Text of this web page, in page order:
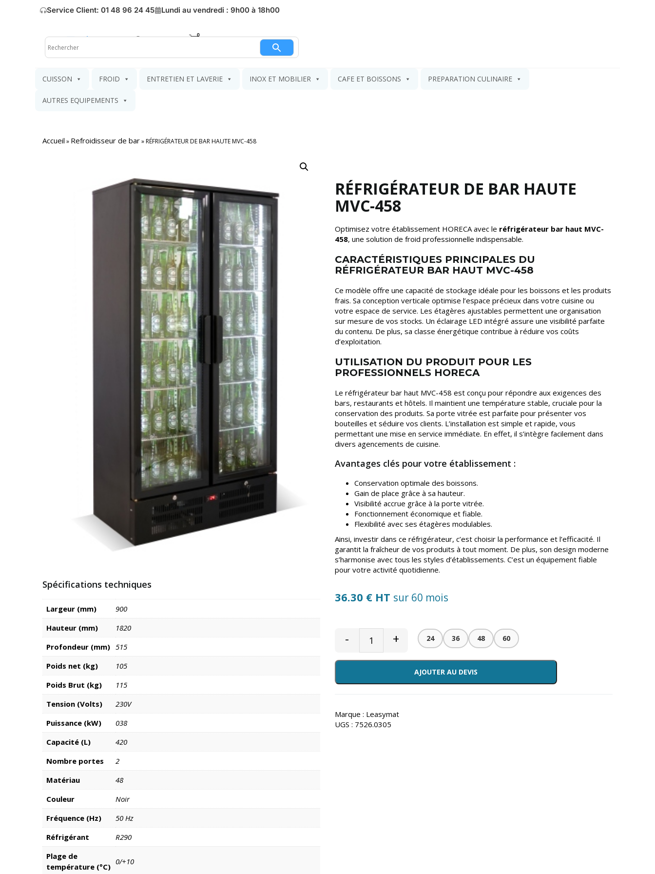
Service Client: 01 48 96 24 45 Lundi au vendredi : 9h00 à 18h00
Mon compte Mon panier
CUISSON FROID ENTRETIEN ET LAVERIE INOX ET MOBILIER CAFE ET BOISSONS PREPARATION CULINAIRE
AUTRES EQUIPEMENTS
Accueil » Refroidisseur de bar»RÉFRIGÉRATEUR DE BAR HAUTE MVC-458
Spécifications techniques
Largeur (mm)
900
Hauteur (mm)
1820
Profondeur (mm) 515
Poids net (kg)
105
Poids Brut (kg)
115
Tension (Volts)
230V
Puissance (kW)
038
Capacité (L)
420
Nombre portes
2
Matériau
48
Couleur
Noir
Fréquence (Hz)
50 Hz
Réfrigérant
R290
Plage de
température (°C)
0/+10
RÉFRIGÉRATEUR DE BAR HAUTE
MVC-458
Optimisez votre établissement HORECA avec le réfrigérateur bar haut MVC-
458, une solution de froid professionnelle indispensable.
CARACTÉRISTIQUES PRINCIPALES DU
RÉFRIGÉRATEUR BAR HAUT MVC-458
Ce modèle offre une capacité de stockage idéale pour les boissons et les produits
frais. Sa conception verticale optimise l’espace précieux dans votre cuisine ou
votre espace de service. Les étagères ajustables permettent une organisation
sur mesure de vos stocks. Un éclairage LED intégré assure une visibilité parfaite
du contenu. De plus, sa classe énergétique contribue à réduire vos coûts
d’exploitation.
UTILISATION DU PRODUIT POUR LES
PROFESSIONNELS HORECA
Le réfrigérateur bar haut MVC-458 est conçu pour répondre aux exigences des
bars, restaurants et hôtels. Il maintient une température stable, cruciale pour la
conservation des produits. Sa porte vitrée est parfaite pour présenter vos
bouteilles et séduire vos clients. L’installation est simple et rapide, vous
permettant une mise en service immédiate. En effet, il s’intègre facilement dans
divers agencements de cuisine.
Avantages clés pour votre établissement :
Conservation optimale des boissons.
Gain de place grâce à sa hauteur.
Visibilité accrue grâce à la porte vitrée.
Fonctionnement économique et fiable.
Flexibilité avec ses étagères modulables.
Ainsi, investir dans ce réfrigérateur, c’est choisir la performance et l’efficacité. Il
garantit la fraîcheur de vos produits à tout moment. De plus, son design moderne
s’harmonise avec tous les styles d’établissements. C’est un équipement fiable
pour votre activité quotidienne.
36.30 € HT sur 60 mois
- + 24 36 48 60
AJOUTER AU DEVIS
Marque : Leasymat
UGS : 7526.0305